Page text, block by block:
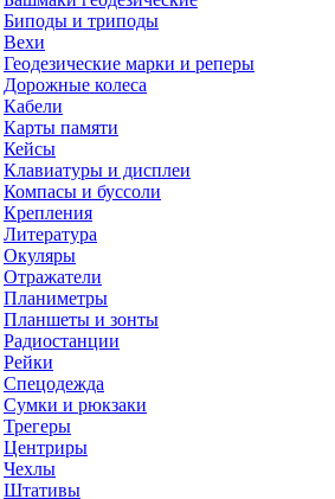
Биподы и триподы
Вехи
Геодезические марки и реперы
Дорожные колеса
Кабели
Карты памяти
Кейсы
Клавиатуры и дисплеи
Компасы и буссоли
Крепления
Литература
Окуляры
Отражатели
Планиметры
Планшеты и зонты
Радиостанции
Рейки
Спецодежда
Сумки и рюкзаки
Трегеры
Центриры
Чехлы
Штативы